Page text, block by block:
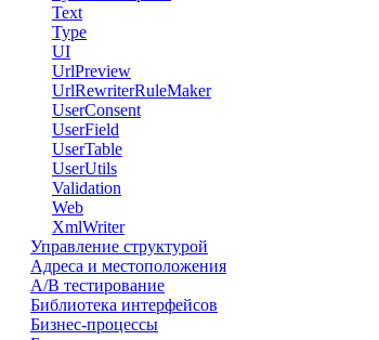
Text
Type
UI
UrlPreview
UrlRewriterRuleMaker
UserConsent
UserField
UserTable
UserUtils
Validation
Web
XmlWriter
Управление структурой
Адреса и местоположения
А/В тестирование
Библиотека интерфейсов
Бизнес-процессы